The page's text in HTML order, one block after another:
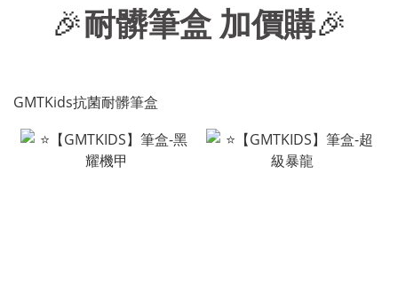
🎉耐髒筆盒 加價購🎉
GMTKids抗菌耐髒筆盒